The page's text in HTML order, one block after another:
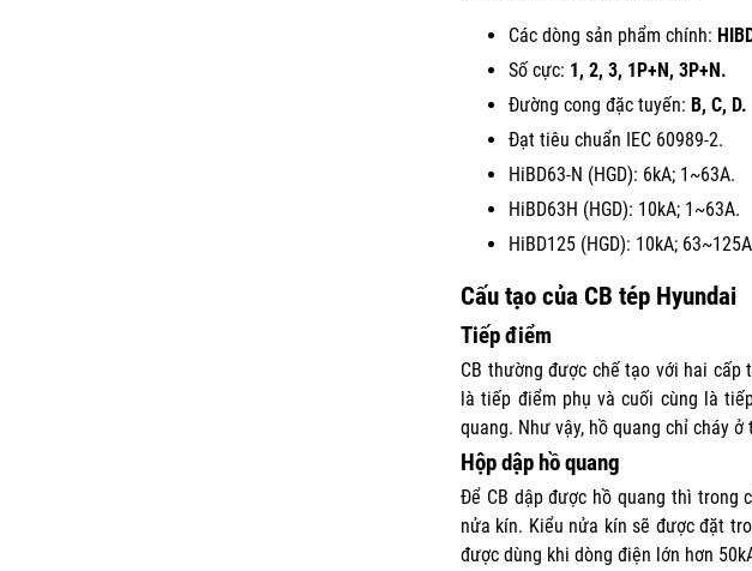
Các dòng sản phẩm chính:
Số cực: 1, 2, 3, 1P+N, 3P+N.
Đường cong đặc tuyến: B, C, D.
Đạt tiêu chuẩn IEC 60989-2.
HiBD63-N (HGD): 6kA; 1~63A.
HiBD63H (HGD): 10kA; 1~63A.
HiBD125 (HGD): 10kA; 63~125A
Cấu tạo của CB tép Hyundai
Tiếp điểm
CB thường được chế tạo với hai
là tiếp điểm phụ và cuối cùng là
quang. Như vậy, hồ quang chỉ cháy
Hộp dập hồ quang
Để CB dập được hồ quang thì trong
nửa kín. Kiểu nửa kín sẽ được đặt
được dùng khi dòng điện lớn hơn